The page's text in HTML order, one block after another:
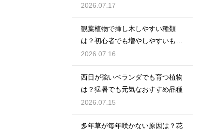
2026.07.17
観葉植物で挿し木しやすい種類
は？初心者でも増やしやすいもの
を紹介
2026.07.16
西日が強いベランダでも育つ植物
は？猛暑でも元気なおすすめ品種
2026.07.15
多年草が毎年咲かない原因は？花